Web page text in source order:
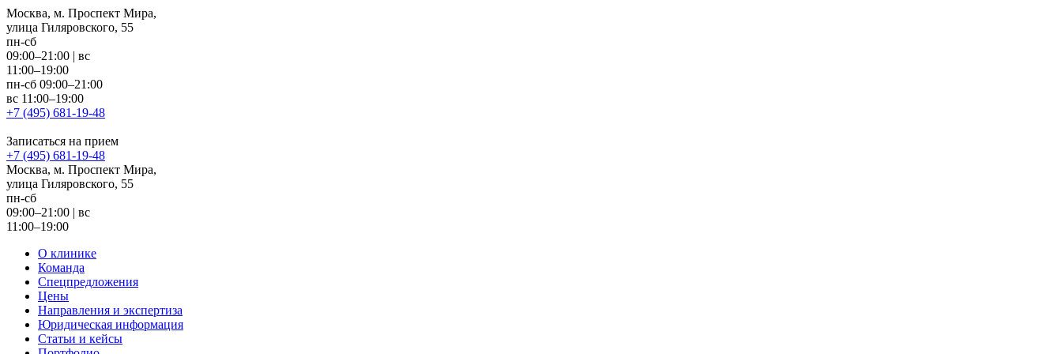
Москва, м. Проспект Мира,
улица Гиляровского, 55
пн-сб
09:00–21:00 | вс
11:00–19:00
пн-сб 09:00–21:00
вс 11:00–19:00
+7 (495) 681-19-48
Записаться на прием
+7 (495) 681-19-48
Москва, м. Проспект Мира,
улица Гиляровского, 55
пн-сб
09:00–21:00 | вс
11:00–19:00
О клинике
Команда
Спецпредложения
Цены
Направления и экспертиза
Юридическая информация
Статьи и кейсы